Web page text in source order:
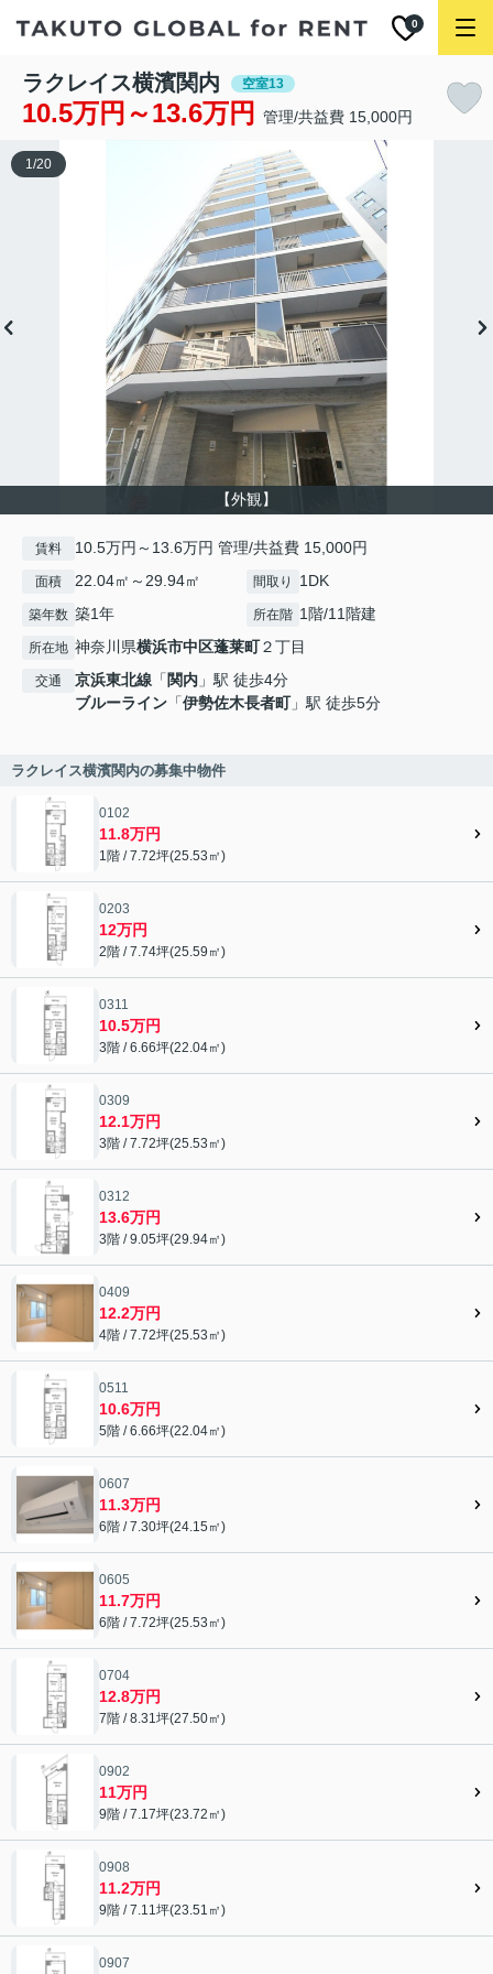
0
ラクレイス横濱関内 空室13
10.5万円～13.6万円 管理/共益費 15,000円
【外観】
1/20
賃料 10.5万円～13.6万円 管理/共益費 15,000円
面積 22.04㎡～29.94㎡ 間取り 1DK
築年数 築1年 所在階 1階/11階建
所在地 神奈川県横浜市中区蓬莱町２丁目
交通 京浜東北線 「 関内 」駅 徒歩4分
ブルーライン 「伊勢佐木長者町」駅 徒歩5分
ラクレイス横濱関内の募集中物件
0102
11.8万円
1階 / 7.72坪(25.53㎡)
0203
12万円
2階 / 7.74坪(25.59㎡)
0311
10.5万円
3階 / 6.66坪(22.04㎡)
0309
12.1万円
3階 / 7.72坪(25.53㎡)
0312
13.6万円
3階 / 9.05坪(29.94㎡)
0409
12.2万円
4階 / 7.72坪(25.53㎡)
0511
10.6万円
5階 / 6.66坪(22.04㎡)
0607
11.3万円
6階 / 7.30坪(24.15㎡)
0605
11.7万円
6階 / 7.72坪(25.53㎡)
0704
12.8万円
7階 / 8.31坪(27.50㎡)
0902
11万円
9階 / 7.17坪(23.72㎡)
0908
11.2万円
9階 / 7.11坪(23.51㎡)
0907